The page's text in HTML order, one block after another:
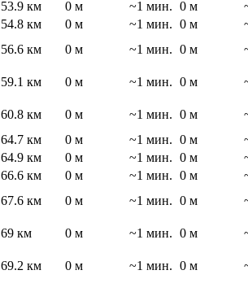
53.9 км 0 м ~1 мин. 0 м
54.8 км 0 м ~1 мин. 0 м
56.6 км 0 м ~1 мин. 0 м
59.1 км 0 м ~1 мин. 0 м
60.8 км 0 м ~1 мин. 0 м
64.7 км 0 м ~1 мин. 0 м
64.9 км 0 м ~1 мин. 0 м
66.6 км 0 м ~1 мин. 0 м
67.6 км 0 м ~1 мин. 0 м
69 км 0 м ~1 мин. 0 м
69.2 км 0 м ~1 мин. 0 м